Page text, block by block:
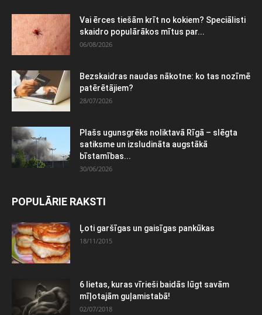
Vai ērces tiešām krīt no kokiem? Speciālisti
skaidro populārākos mītus par...
06/08/2026
Bezskaidras naudas nākotne: ko tas nozīmē
patērētājiem?
28/07/2026
Plašs ugunsgrēks noliktavā Rīgā – slēgta
satiksme un izsludināta augstākā
bīstamības...
30/06/2026
POPULĀRIE RAKSTI
Ļoti garšīgas un gaisīgas pankūkas
18/11/2015
6 lietas, kuras vīrieši baidās lūgt savām
mīļotajām guļamistabā!
02/07/2018